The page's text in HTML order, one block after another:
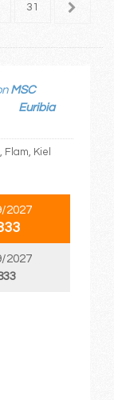
31 32
MSC
Euribia
Kiel
2027
2027